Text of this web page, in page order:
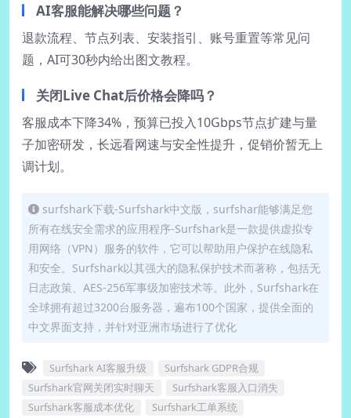
AI客服能解决哪些问题？
退款流程、节点列表、安装指引、账号重置等常见问
题，AI可30秒内给出图文教程。
关闭Live Chat后价格会降吗？
客服成本下降34%，预算已投入10Gbps节点扩建与量
子加密研发，长远看网速与安全性提升，促销价暂无上
调计划。
surfshark下载-Surfshark中文版，surfshar能够满足您
所有在线安全需求的应用程序-Surfshark是一款提供虚拟专
用网络（VPN）服务的软件，它可以帮助用户保护在线隐私
和安全。Surfshark以其强大的隐私保护技术而著称，包括无
日志政策、AES-256军事级加密技术等。此外，Surfshark在
全球拥有超过3200台服务器，遍布100个国家，提供全面的
中文界面支持，并针对亚洲市场进行了优化
Surfshark AI客服升级
Surfshark GDPR合规
Surfshark官网关闭实时聊天
Surfshark客服入口消失
Surfshark客服成本优化
Surfshark工单系统